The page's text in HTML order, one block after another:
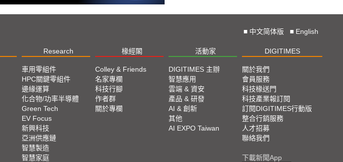
■ 中文简体版 ■ English
Research 椽經閣 活動家 DIGITIMES
車用零組件
HPC關鍵零組件
邊緣運算
化合物/功率半導體
Green Tech
EV Focus
新興科技
亞洲供應鏈
智慧製造
智慧家庭
Colley & Friends
名家專欄
科技行腳
作者群
關於專欄
DIGITIMES 主辦
智慧應用
雲端 & 資安
產品 & 研發
AI & 創新
其他
AI EXPO Taiwan
關於我們
會員服務
科技椽送門
科技產業報訂閱
訂閱DIGITIMES行動版
整合行銷服務
人才招募
聯絡我們
下載新聞App